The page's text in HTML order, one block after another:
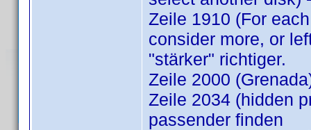
Zeile 1910 (For
consider more, or
"stärker" richtiger.
Zeile 2000
Zeile 2034 (hidden
passender finden